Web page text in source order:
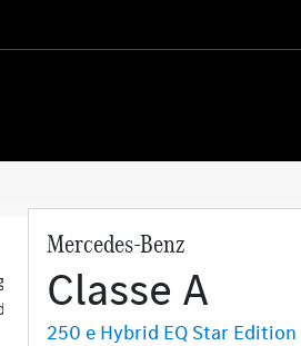
Mercedes-Benz
Classe A
250 e Hybrid EQ Star Edition